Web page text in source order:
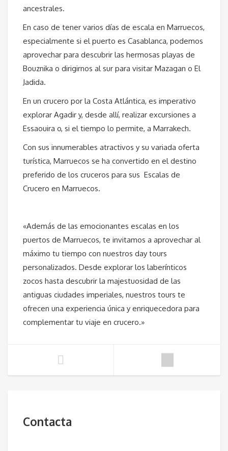
ancestrales.
En caso de tener varios días de escala en Marruecos,
especialmente si el puerto es Casablanca, podemos
aprovechar para descubrir las hermosas playas de
Bouznika o dirigirnos al sur para visitar Mazagan o El
Jadida.
En un crucero por la Costa Atlántica, es imperativo
explorar Agadir y, desde allí, realizar excursiones a
Essaouira o, si el tiempo lo permite, a Marrakech.
Con sus innumerables atractivos y su variada oferta
turística, Marruecos se ha convertido en el destino
preferido de los cruceros para sus Escalas de
Crucero en Marruecos.
«Además de las emocionantes escalas en los
puertos de Marruecos, te invitamos a aprovechar al
máximo tu tiempo con nuestros day tours
personalizados. Desde explorar los laberínticos
zocos hasta descubrir la majestuosidad de las
antiguas ciudades imperiales, nuestros tours te
ofrecen una experiencia única y enriquecedora para
complementar tu viaje en crucero.»
Contacta